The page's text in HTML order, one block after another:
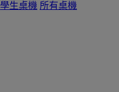
學生桌機 所有桌機